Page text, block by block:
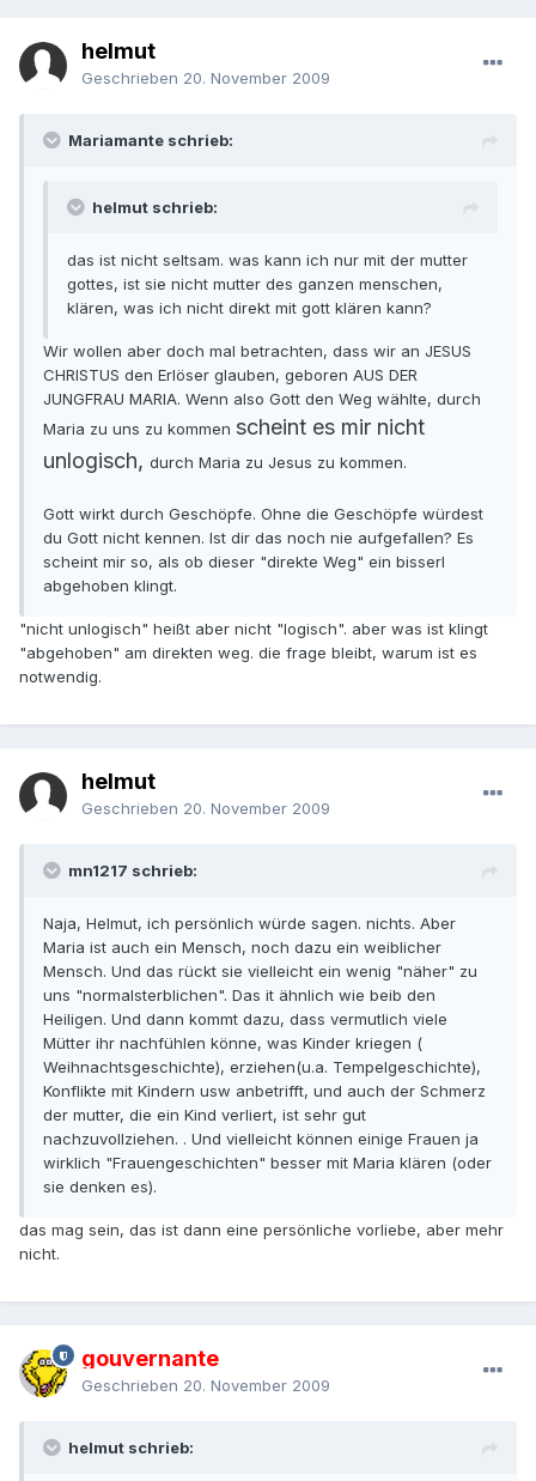
helmut
Geschrieben 20. November 2009
Mariamante schrieb:
helmut schrieb:
das ist nicht seltsam. was kann ich nur mit der mutter
gottes, ist sie nicht mutter des ganzen menschen,
klären, was ich nicht direkt mit gott klären kann?
Wir wollen aber doch mal betrachten, dass wir an JESUS
CHRISTUS den Erlöser glauben, geboren AUS DER
JUNGFRAU MARIA. Wenn also Gott den Weg wählte, durch
Maria zu uns zu kommen scheint es mir nicht
unlogisch, durch Maria zu Jesus zu kommen.
Gott wirkt durch Geschöpfe. Ohne die Geschöpfe würdest
du Gott nicht kennen. Ist dir das noch nie aufgefallen? Es
scheint mir so, als ob dieser "direkte Weg" ein bisserl
abgehoben klingt.
"nicht unlogisch" heißt aber nicht "logisch". aber was ist klingt
"abgehoben" am direkten weg. die frage bleibt, warum ist es
notwendig.
helmut
Geschrieben 20. November 2009
mn1217 schrieb:
Naja, Helmut, ich persönlich würde sagen. nichts. Aber
Maria ist auch ein Mensch, noch dazu ein weiblicher
Mensch. Und das rückt sie vielleicht ein wenig "näher" zu
uns "normalsterblichen". Das it ähnlich wie beib den
Heiligen. Und dann kommt dazu, dass vermutlich viele
Mütter ihr nachfühlen könne, was Kinder kriegen (
Weihnachtsgeschichte), erziehen(u.a. Tempelgeschichte),
Konflikte mit Kindern usw anbetrifft, und auch der Schmerz
der mutter, die ein Kind verliert, ist sehr gut
nachzuvollziehen. . Und vielleicht können einige Frauen ja
wirklich "Frauengeschichten" besser mit Maria klären (oder
sie denken es).
das mag sein, das ist dann eine persönliche vorliebe, aber mehr
nicht.
gouvernante
Geschrieben 20. November 2009
helmut schrieb: